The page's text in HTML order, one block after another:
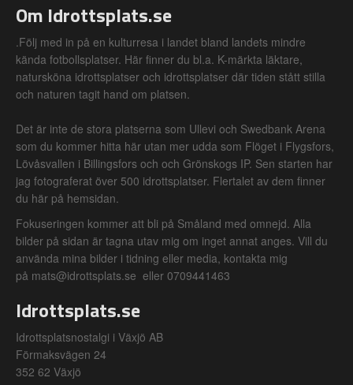
Om Idrottsplats.se
.Följ med in på en kulturresa i landet bland landets mindre
kända fotbollsplatser. Här finner du bl.a. K-märkta läktare,
natursköna idrottsplatser och idrottsplatser där tiden stått stilla
och naturen tagit hand om platsen.
Det är inte de stora platserna som Ullevi och Swedbank Arena
som du kommer hitta här utan mer udda som Flöget i Flygsfors,
Lövåsvallen i Billingsfors och och Grönskogs IP. Sen starten har
jag fotograferat över 500 idrottsplatser. Flertalet av dem finner
du här på hemsidan.
Fokuseringen kommer att bli på Småland med omnejd. Alla
bilder på sidan är tagna utav mig om inget annat anges. Vill du
använda mina bilder i tidning eller media, kontakta mig
på mats@idrottsplats.se eller 0709441463
Idrottsplats.se
Idrottsplatsnostalgi i Växjö AB
Förmaksvägen 24
352 62 Växjö